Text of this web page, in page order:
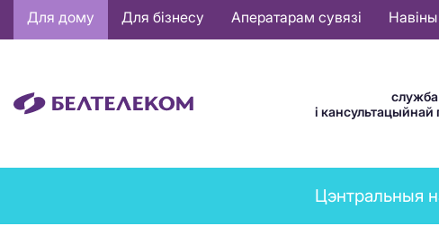
Основная
навигация
Для дому Для бізнесу Аператарам сувязі Навіны
служба
і кансультацыйнай
News
menu
Цэнтральныя